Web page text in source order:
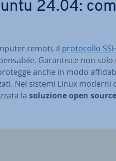
24.04:
remoti, il pro­to­col­lo
Ga­ran­ti­sce non solo
anche in modo
Nei sistemi Linux moderni
la soluzione open source